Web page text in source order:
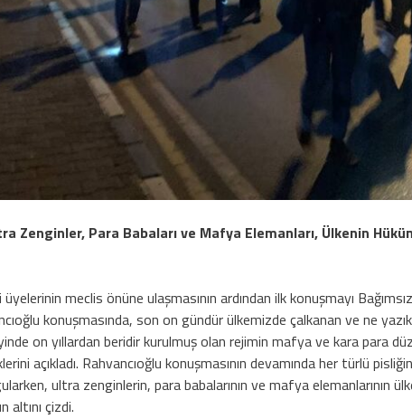
Zenginler, Para Babaları ve Mafya Elemanları, Ülkenin
üyelerinin meclis önüne ulaşmasının ardından ilk konuşmayı
konuşmasında, son on gündür ülkemizde çalkanan ve ne
on yıllardan beridir kurulmuş olan rejimin mafya ve kara para
açıkladı. Rahvancıoğlu konuşmasının devamında her türlü
ultra zenginlerin, para babalarının ve mafya elemanlarının
altını çizdi.